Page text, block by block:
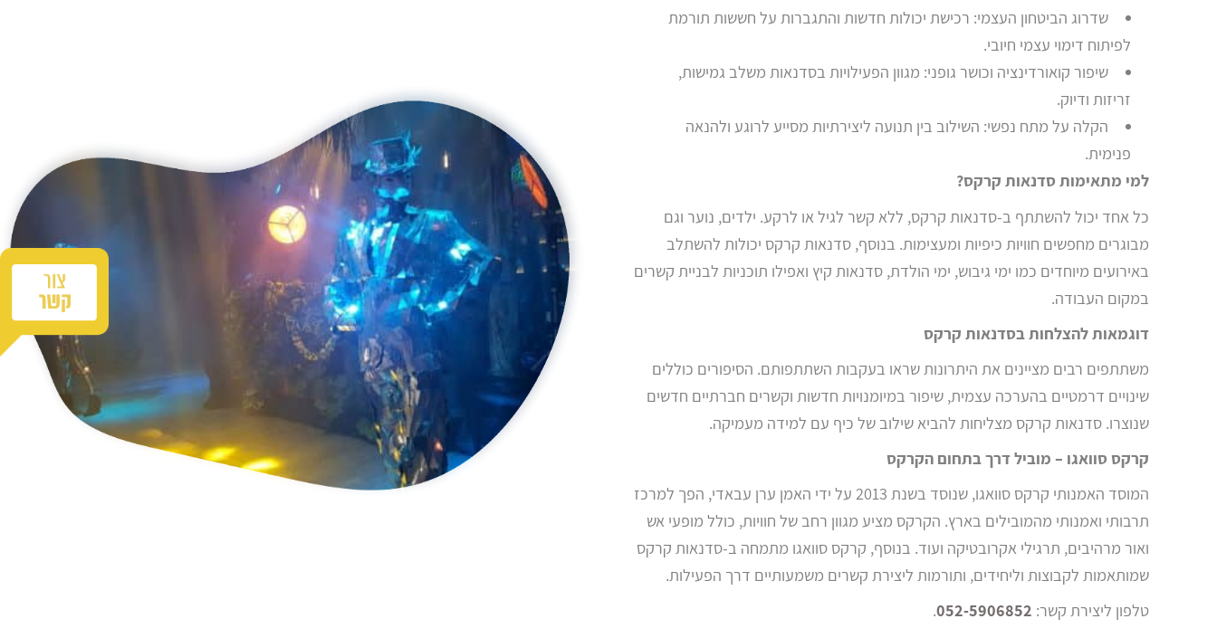
שדרוג הביטחון העצמי: רכישת יכולות חדשות והתגברות על חששות תורמת
לפיתוח דימוי עצמי חיובי.
שיפור קואורדינציה וכושר גופני: מגוון הפעילויות בסדנאות משלב גמישות,
זריזות ודיוק.
הקלה על מתח נפשי: השילוב בין תנועה ליצירתיות מסייע לרוגע ולהנאה
פנימית.
למי מתאימות סדנאות קרקס?
כל אחד יכול להשתתף ב-סדנאות קרקס, ללא קשר לגיל או לרקע. ילדים, נוער וגם
מבוגרים מחפשים חוויות כיפיות ומעצימות. בנוסף, סדנאות קרקס יכולות להשתלב
באירועים מיוחדים כמו ימי גיבוש, ימי הולדת, סדנאות קיץ ואפילו תוכניות לבניית קשרים
במקום העבודה.
דוגמאות להצלחות בסדנאות קרקס
משתתפים רבים מציינים את היתרונות שראו בעקבות השתתפותם. הסיפורים כוללים
שינויים דרמטיים בהערכה עצמית, שיפור במיומנויות חדשות וקשרים חברתיים חדשים
שנוצרו. סדנאות קרקס מצליחות להביא שילוב של כיף עם למידה מעמיקה.
קרקס סוואגו – מוביל דרך בתחום הקרקס
המוסד האמנותי קרקס סוואגו, שנוסד בשנת 2013 על ידי האמן ערן עבאדי, הפך למרכז
תרבותי ואמנותי מהמובילים בארץ. הקרקס מציע מגוון רחב של חוויות, כולל מופעי אש
ואור מרהיבים, תרגילי אקרובטיקה ועוד. בנוסף, קרקס סוואגו מתמחה ב-סדנאות קרקס
שמותאמות לקבוצות וליחידים, ותורמות ליצירת קשרים משמעותיים דרך הפעילות.
​טלפון ליצירת קשר: 052-5906852
.